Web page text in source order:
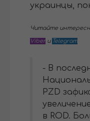
украинцы,
Читайте
Viber и Telegram
- В
PZD
в ROD.